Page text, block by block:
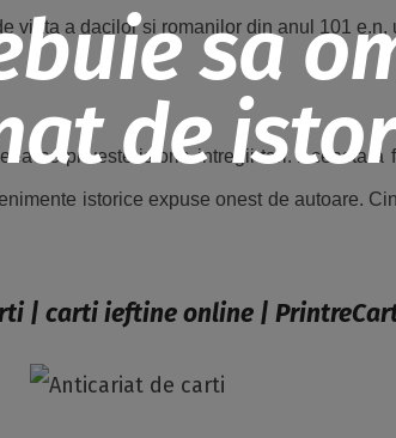
sa
de
viata a dacilor si romanilor din anul 101
ce priveste istoria intregii tari. Aceasta
istorice expuse onest de autoare.
| carti ieftine online |